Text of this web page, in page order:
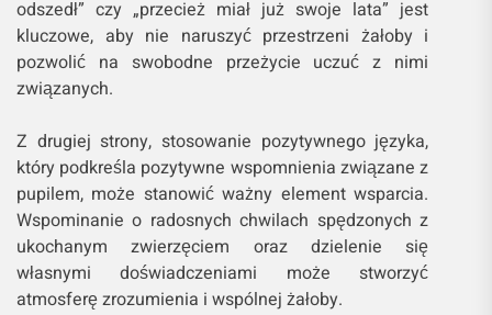
odszedł” czy „przecież miał już swoje lata” jest
kluczowe, aby nie naruszyć przestrzeni żałoby i
pozwolić na swobodne przeżycie uczuć z nimi
związanych.
Z drugiej strony, stosowanie pozytywnego języka,
który podkreśla pozytywne wspomnienia związane z
pupilem, może stanowić ważny element wsparcia.
Wspominanie o radosnych chwilach spędzonych z
ukochanym zwierzęciem oraz dzielenie się
własnymi doświadczeniami może stworzyć
atmosferę zrozumienia i wspólnej żałoby.